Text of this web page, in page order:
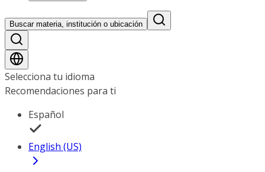
Buscar materia, institución o ubicación
Selecciona tu idioma
Recomendaciones para ti
Español
English (US)